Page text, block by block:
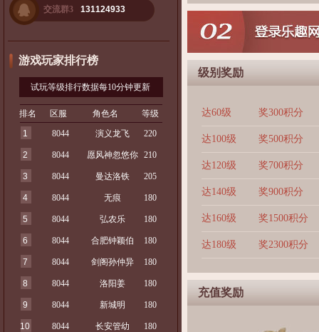
交流群3 131124933
游戏玩家排行榜
试玩等级排行数据每10分钟更新
排名 区服 角色名
等级
1
8044 演义龙飞 220
2 8044 愿风神忽悠你 210
3 8044 曼达洛铁 205
4 8044 无痕 180
5 8044 弘农乐 180
6 8044 合肥钟颖伯 180
7 8044 剑阁孙仲异 180
8 8044 洛阳姜 180
9 8044 新城明 180
10 8044 长安管幼
180
级别奖励
达60级 奖300积分
达100级 奖500积分
达120级 奖700积分
达140级 奖900积分
达160级 奖1500积分
达180级 奖2300积分
充值奖励